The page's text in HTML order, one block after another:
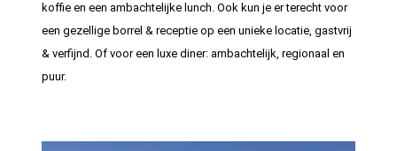
koffie en een ambachtelijke lunch. Ook kun je er terecht voor
een gezellige borrel & receptie op een unieke locatie, gastvrij
& verfijnd. Of voor een luxe diner: ambachtelijk, regionaal en
puur.